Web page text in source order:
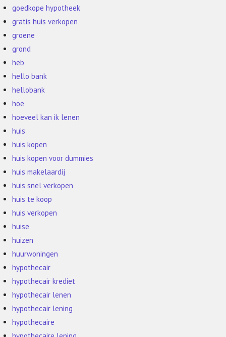
goedkope hypotheek
gratis huis verkopen
groene
grond
heb
hello bank
hellobank
hoe
hoeveel kan ik lenen
huis
huis kopen
huis kopen voor dummies
huis makelaardij
huis snel verkopen
huis te koop
huis verkopen
huise
huizen
huurwoningen
hypothecair
hypothecair krediet
hypothecair lenen
hypothecair lening
hypothecaire